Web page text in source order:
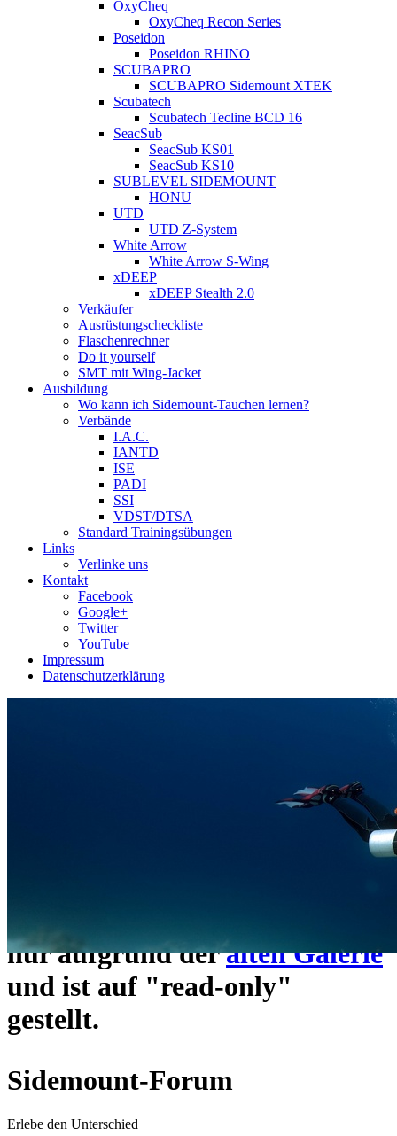
OxyCheq
OxyCheq Recon Series
Poseidon
Poseidon RHINO
SCUBAPRO
SCUBAPRO Sidemount XTEK
Scubatech
Scubatech Tecline BCD 16
SeacSub
SeacSub KS01
SeacSub KS10
SUBLEVEL SIDEMOUNT
HONU
UTD
UTD Z-System
White Arrow
White Arrow S-Wing
xDEEP
xDEEP Stealth 2.0
Verkäufer
Ausrüstungscheckliste
Flaschenrechner
Do it yourself
SMT mit Wing-Jacket
Ausbildung
Wo kann ich Sidemount-Tauchen lernen?
Verbände
I.A.C.
IANTD
ISE
PADI
SSI
VDST/DTSA
Standard Trainingsübungen
Links
Verlinke uns
Kontakt
Facebook
Google+
Twitter
YouTube
Impressum
Datenschutzerklärung
umgezogen und wie gewohnt
https://www.sidemount-
Das alte Forum hier existiert
nur aufgrund deralten Galerie
und ist auf "read-only"
gestellt.
Sidemount-Forum
Erlebe den Unterschied